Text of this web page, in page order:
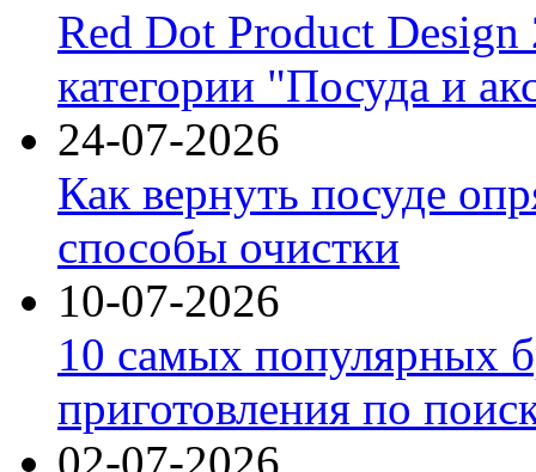
Red Dot Product Design
категории "Посуда и
24-07-2026
Как вернуть посуде
способы очистки
10-07-2026
10 самых популярных
приготовления по